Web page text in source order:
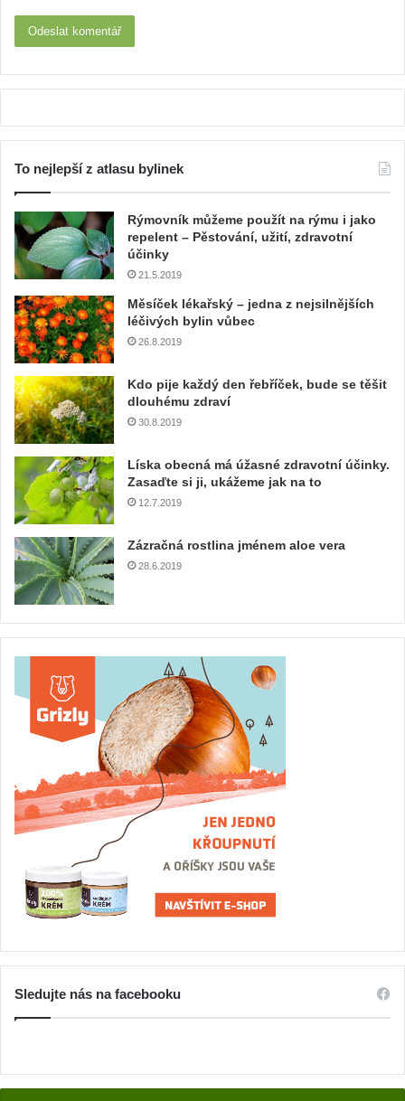
To nejlepší z atlasu bylinek
Rýmovník můžeme použít na rýmu i jako
repelent – Pěstování, užití, zdravotní
účinky
21.5.2019
Měsíček lékařský – jedna z nejsilnějších
léčivých bylin vůbec
26.8.2019
Kdo pije každý den řebříček, bude se těšit
dlouhému zdraví
30.8.2019
Líska obecná má úžasné zdravotní účinky.
Zasaďte si ji, ukážeme jak na to
12.7.2019
Zázračná rostlina jménem aloe vera
28.6.2019
Sledujte nás na facebooku